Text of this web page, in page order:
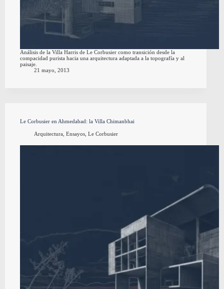
Análisis de la Villa Harris de Le Corbusier como transición desde la
compacidad purista hacia una arquitectura adaptada a la topografía y al
paisaje.
21 mayo, 2013
Le Corbusier en Ahmedabad: la Villa Chimanbhai
Arquitectura, Ensayos, Le Corbusier